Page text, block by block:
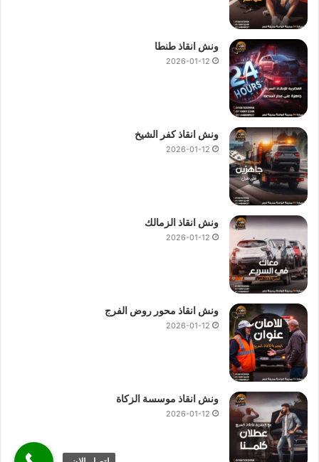
ونش انقاذ طنطا
2026-01-12
ونش انقاذ كفر الشيخ
2026-01-12
ونش انقاذ الزمالك
2026-01-12
ونش انقاذ محور روض الفرج
2026-01-12
ونش انقاذ موسسة الزكاة
2026-01-12